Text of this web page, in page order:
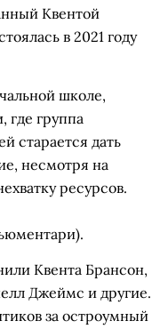
Квентой
в 2021 году
школе,
где группа
старается дать
несмотря на
ресурсов.
Квента Брансон,
Джеймс и другие.
за остроумный